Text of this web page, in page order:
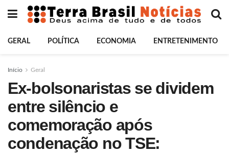
GERAL POLÍTICA ECONOMIA ENTRETENIMENTO
Início Geral
Ex-bolsonaristas se dividem
entre silêncio e
comemoração após
condenação no TSE: